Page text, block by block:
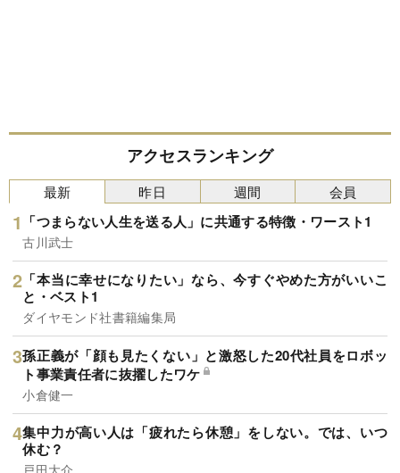
アクセスランキング
最新
「つまらない人生を送る人」に共通する特徴・ワースト1
古川武士
「本当に幸せになりたい」なら、今すぐやめた方がいいこ
と・ベスト1
ダイヤモンド社書籍編集局
孫正義が「顔も見たくない」と激怒した20代社員をロボッ
ト事業責任者に抜擢したワケ
小倉健一
集中力が高い人は「疲れたら休憩」をしない。では、いつ
休む？
昨日 週間 会員